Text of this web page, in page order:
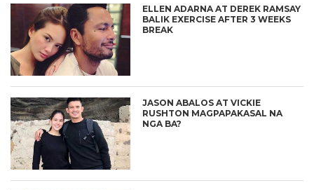
ELLEN ADARNA AT DEREK RAMSAY
BALIK EXERCISE AFTER 3 WEEKS
BREAK
JASON ABALOS AT VICKIE
RUSHTON MAGPAPAKASAL NA
NGA BA?